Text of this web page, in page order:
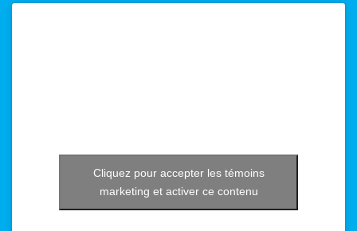
Cliquez pour accepter les témoins
marketing et activer ce contenu